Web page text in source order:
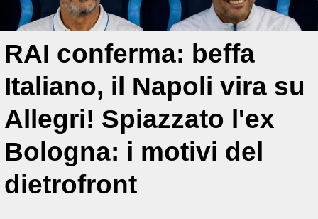
RAI conferma: beffa
Italiano, il Napoli vira su
Allegri! Spiazzato l'ex
Bologna: i motivi del
dietrofront